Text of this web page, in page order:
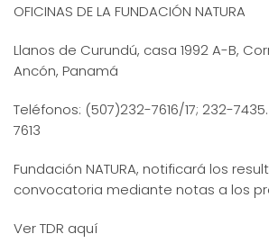
OFICINAS DE LA FUNDACIÓN NATURA
Llanos de Curundú, casa 1992 A-B,
Ancón, Panamá
Teléfonos: (507)232-7616/17; 232-
7613
Fundación NATURA, notificará los
convocatoria mediante notas a los
Ver TDR aquí